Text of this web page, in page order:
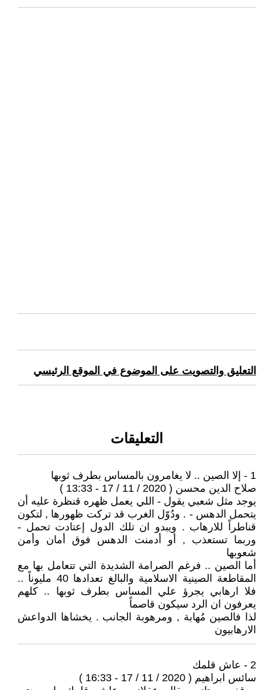
التعليق والتصويت على الموضوع في الموقع الرئيسي
التعليقات
1 - إلا الصين .. لا يغامرون بالمساس بطرف ثوبها
صلاح الدين محسن ( 2020 / 11 / 17 - 13:33 )
يوجد مثل شعبي يقول - اللي يعمل ظهره قنظرة عليه أن
يتحمل الدهس - . ودُوّل الغرب قد تركت ظهورها , لتكون
قناطراً للارهاب . ويبدو ان تلك الدول إعتادت تحمل -
وربما تستعذب , أو أدمنت الدهس فوق أمان وأمن
شعوبها
أما الصين .. فرغم الصرامة الشديدة التي تتعامل بها مع
المقاطعة الصينية الاسلامية والبالغ تعدادها 40 مليوناً ..
فلا ارهابي يجرؤ علي المساس بطرف ثوبها .. كلهم
يعرفون ان الرد سيكون قاصماً
لذا فالصين مُهابة , ومرهوبة الجانب . يخشاها الدواعش
الارهابيون
2 - عاش قلمك
سائس ابراهيم ( 2020 / 11 / 17 - 16:33 )